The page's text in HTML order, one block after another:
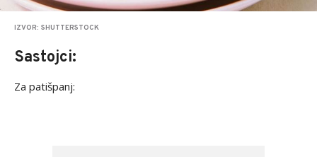
IZVOR: SHUTTERSTOCK
Sastojci:
Za patišpanj: